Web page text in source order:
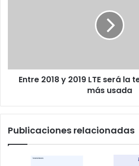
móvil
másEntre 2018 y 2019 LTE será
más usada
Publicaciones relacionadas